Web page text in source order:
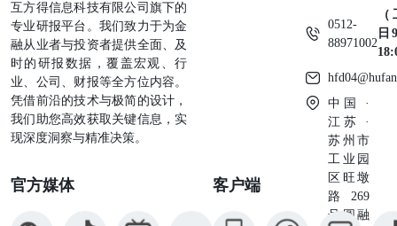
互方得信息科技有限公司旗下的
专业研报平台。我们致力于为金
融从业者与投资者提供全面、及
时的研报数据，覆盖宏观、行
业、公司、财报等全方位内容。
凭借前沿的技术与极简的设计，
我们助您高效获取关键信息，实
现深度洞察与精准决策。
官方媒体 客户端
0512-
88971002
日
中国 ·
江苏 ·
苏州市
工业园
区旺墩
路269
号圆融